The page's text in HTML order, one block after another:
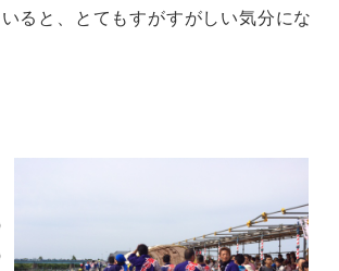
いると、とてもすがすがしい気分にな